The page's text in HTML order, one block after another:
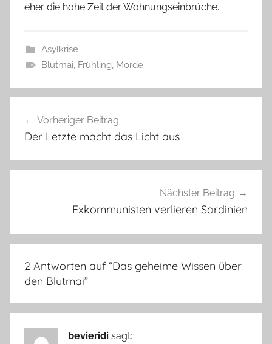
eher die hohe Zeit der Wohnungseinbrüche.
Asylkrise
Blutmai, Frühling, Morde
Vorheriger Beitrag
Der Letzte macht das Licht aus
Nächster Beitrag
Exkommunisten verlieren Sardinien
2 Antworten auf “Das geheime Wissen über
den Blutmai”
bevieridi sagt: